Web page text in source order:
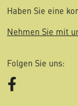
Haben Sie eine
Nehmen Sie mit
Folgen Sie uns: